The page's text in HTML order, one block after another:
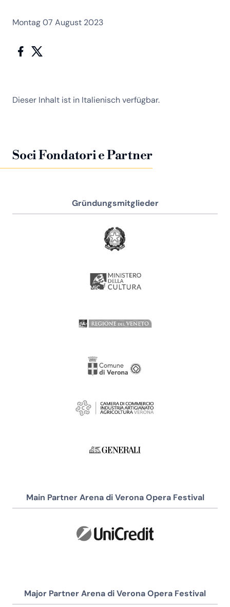
Montag 07 August 2023
Dieser Inhalt ist in Italienisch verfügbar.
Soci Fondatori e Partner
Gründungsmitglieder
Main Partner Arena di Verona Opera Festival
Major Partner Arena di Verona Opera Festival